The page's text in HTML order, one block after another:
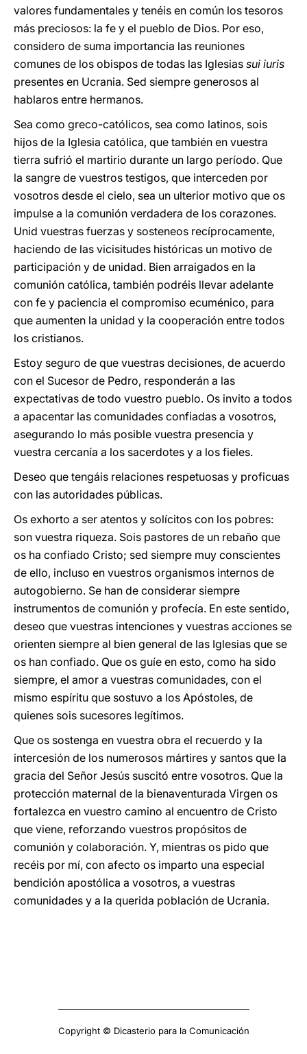
valores fundamentales y tenéis en común los tesoros
más preciosos: la fe y el pueblo de Dios. Por eso,
considero de suma importancia las reuniones
comunes de los obispos de todas las Iglesias sui iuris
presentes en Ucrania. Sed siempre generosos al
hablaros entre hermanos.
Sea como greco-católicos, sea como latinos, sois
hijos de la Iglesia católica, que también en vuestra
tierra sufrió el martirio durante un largo período. Que
la sangre de vuestros testigos, que interceden por
vosotros desde el cielo, sea un ulterior motivo que os
impulse a la comunión verdadera de los corazones.
Unid vuestras fuerzas y sosteneos recíprocamente,
haciendo de las vicisitudes históricas un motivo de
participación y de unidad. Bien arraigados en la
comunión católica, también podréis llevar adelante
con fe y paciencia el compromiso ecuménico, para
que aumenten la unidad y la cooperación entre todos
los cristianos.
Estoy seguro de que vuestras decisiones, de acuerdo
con el Sucesor de Pedro, responderán a las
expectativas de todo vuestro pueblo. Os invito a todos
a apacentar las comunidades confiadas a vosotros,
asegurando lo más posible vuestra presencia y
vuestra cercanía a los sacerdotes y a los fieles.
Deseo que tengáis relaciones respetuosas y proficuas
con las autoridades públicas.
Os exhorto a ser atentos y solícitos con los pobres:
son vuestra riqueza. Sois pastores de un rebaño que
os ha confiado Cristo; sed siempre muy conscientes
de ello, incluso en vuestros organismos internos de
autogobierno. Se han de considerar siempre
instrumentos de comunión y profecía. En este sentido,
deseo que vuestras intenciones y vuestras acciones se
orienten siempre al bien general de las Iglesias que se
os han confiado. Que os guíe en esto, como ha sido
siempre, el amor a vuestras comunidades, con el
mismo espíritu que sostuvo a los Apóstoles, de
quienes sois sucesores legítimos.
Que os sostenga en vuestra obra el recuerdo y la
intercesión de los numerosos mártires y santos que la
gracia del Señor Jesús suscitó entre vosotros. Que la
protección maternal de la bienaventurada Virgen os
fortalezca en vuestro camino al encuentro de Cristo
que viene, reforzando vuestros propósitos de
comunión y colaboración. Y, mientras os pido que
recéis por mí, con afecto os imparto una especial
bendición apostólica a vosotros, a vuestras
comunidades y a la querida población de Ucrania.
Copyright © Dicasterio para la Comunicación